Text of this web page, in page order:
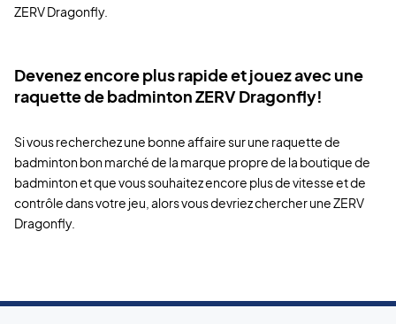
ZERV Dragonfly.
Devenez encore plus rapide et jouez avec une
raquette de badminton ZERV Dragonfly!
Si vous recherchez une bonne affaire sur une raquette de
badminton bon marché de la marque propre de la boutique de
badminton et que vous souhaitez encore plus de vitesse et de
contrôle dans votre jeu, alors vous devriez chercher une ZERV
Dragonfly.